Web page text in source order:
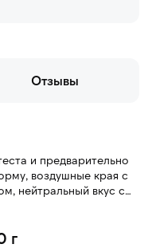
Отзывы
и предварительно
воздушные края с
нейтральный вкус с
г